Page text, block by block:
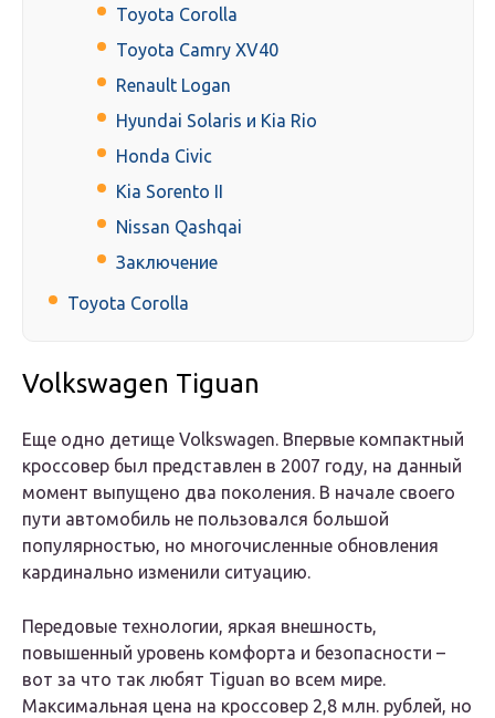
Toyota Corolla
Toyota Camry XV40
Renault Logan
Hyundai Solaris и Kia Rio
Honda Civic
Kia Sorento II
Nissan Qashqai
Заключение
Toyota Corolla
Volkswagen Tiguan
Еще одно детище Volkswagen. Впервые компактный
кроссовер был представлен в 2007 году, на данный
момент выпущено два поколения. В начале своего
пути автомобиль не пользовался большой
популярностью, но многочисленные обновления
кардинально изменили ситуацию.
Передовые технологии, яркая внешность,
повышенный уровень комфорта и безопасности –
вот за что так любят Tiguan во всем мире.
Максимальная цена на кроссовер 2,8 млн. рублей, но